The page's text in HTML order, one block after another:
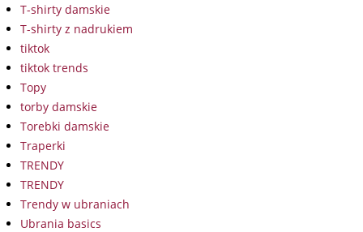
T-shirty damskie
T-shirty z nadrukiem
tiktok
tiktok trends
Topy
torby damskie
Torebki damskie
Traperki
TRENDY
TRENDY
Trendy w ubraniach
Ubrania basics